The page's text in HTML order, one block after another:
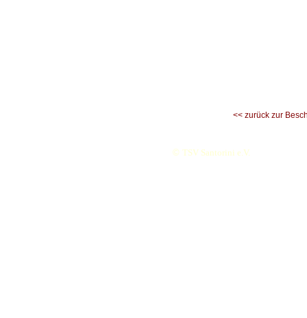
<< zurück zur
© TSV Santorini e.V.